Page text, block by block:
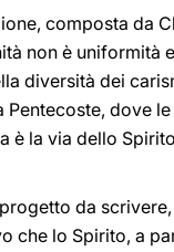
composta da
non è uniformità
diversità dei
Pentecoste, dove
è la via dello
da
che lo Spirito, a